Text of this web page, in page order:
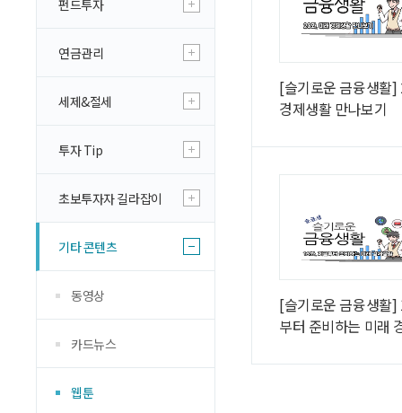
펀드투자
연금관리
세제&절세
투자 Tip
초보투자자 길라잡이
기타 콘텐츠
동영상
카드뉴스
웹툰
[슬기로운 금융생활]
경제생활 만나보기
[슬기로운 금융생활]
부터 준비하는 미래